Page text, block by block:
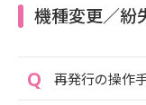
機種変更／紛
再発行の操作